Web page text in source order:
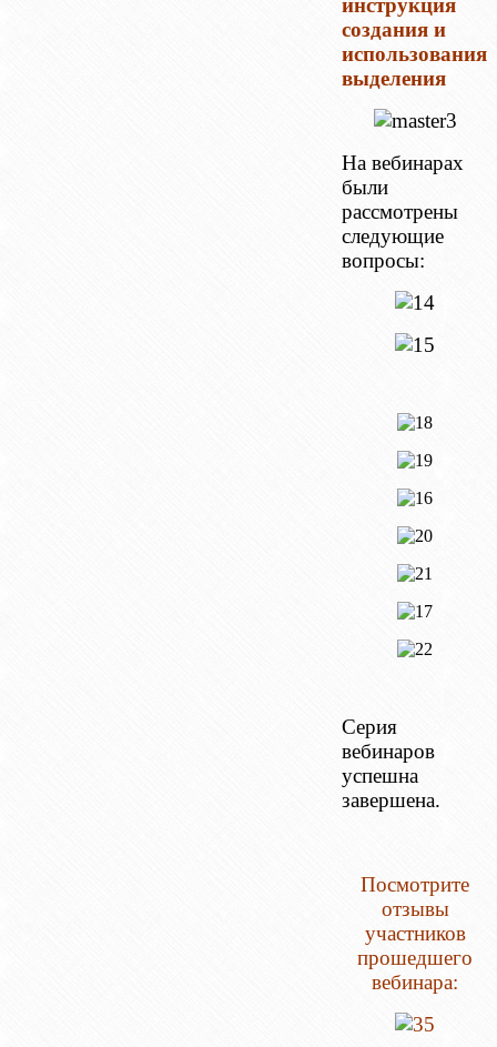
инструкция
создания и
использования
выделения
На вебинарах
были
рассмотрены
следующие
вопросы:
Серия
вебинаров
успешна
завершена.
Посмотрите
отзывы
участников
прошедшего
вебинара: